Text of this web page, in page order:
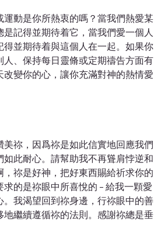
運動是你所熱衷的嗎？當我們熱愛某
記得並期待着它，當我們愛一個人
得並期待着與這個人在一起。如果你
人、保持每日靈脩或定期禱告方面有
改變你的心，讓你充滿對神的熱情愛
美祢，因爲祢是如此信實地回應我們
如此耐心。請幫助我不再聳肩悖逆和
，祢是好神，把好東西賜給祈求你的
求的是祢眼中所喜悅的 – 給我一顆愛
。我渴望回到祢身邊，行祢眼中的善
地繼續遵循祢的法則。感謝祢總是垂